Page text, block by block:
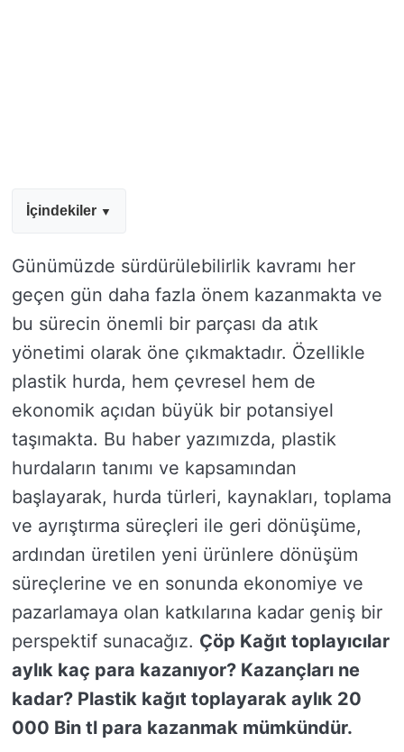
İçindekiler
Günümüzde sürdürülebilirlik kavramı her
geçen gün daha fazla önem kazanmakta ve
bu sürecin önemli bir parçası da atık
yönetimi olarak öne çıkmaktadır. Özellikle
plastik hurda, hem çevresel hem de
ekonomik açıdan büyük bir potansiyel
taşımakta. Bu haber yazımızda, plastik
hurdaların tanımı ve kapsamından
başlayarak, hurda türleri, kaynakları, toplama
ve ayrıştırma süreçleri ile geri dönüşüme,
ardından üretilen yeni ürünlere dönüşüm
süreçlerine ve en sonunda ekonomiye ve
pazarlamaya olan katkılarına kadar geniş bir
perspektif sunacağız. Çöp Kağıt toplayıcılar
aylık kaç para kazanıyor? Kazançları ne
kadar? Plastik kağıt toplayarak aylık 20
000 Bin tl para kazanmak mümkündür.